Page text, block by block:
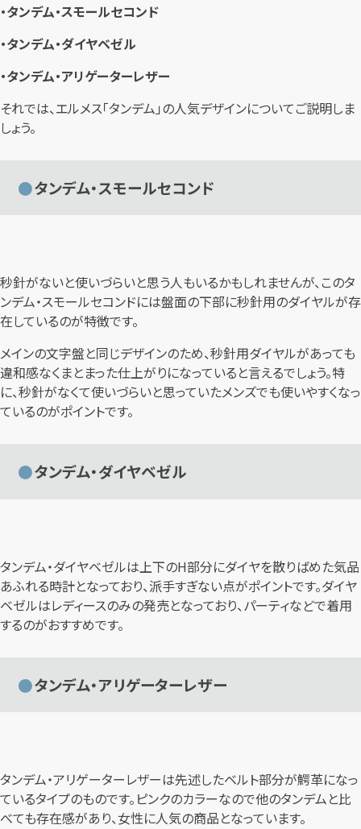
・タンデム・スモールセコンド
・タンデム・ダイヤベゼル
・タンデム・アリゲーターレザー
それでは、エルメス「タンデム」の人気デザインについてご説明しま
しょう。
タンデム・スモールセコンド
秒針がないと使いづらいと思う人もいるかもしれませんが、このタ
ンデム・スモールセコンドには盤面の下部に秒針用のダイヤルが存
在しているのが特徴です。
メインの文字盤と同じデザインのため、秒針用ダイヤルがあっても
違和感なくまとまった仕上がりになっていると言えるでしょう。特
に、秒針がなくて使いづらいと思っていたメンズでも使いやすくなっ
ているのがポイントです。
タンデム・ダイヤベゼル
タンデム・ダイヤベゼルは上下のH部分にダイヤを散りばめた気品
あふれる時計となっており、派手すぎない点がポイントです。ダイヤ
ベゼルはレディースのみの発売となっており、パーティなどで着用
するのがおすすめです。
タンデム・アリゲーターレザー
タンデム・アリゲーターレザーは先述したベルト部分が鰐革になっ
ているタイプのものです。ピンクのカラーなので他のタンデムと比
べても存在感があり、女性に人気の商品となっています。